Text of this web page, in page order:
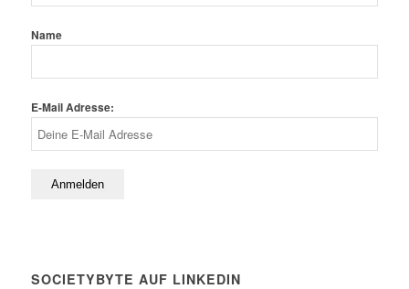
Name
E-Mail Adresse:
SOCIETYBYTE AUF LINKEDIN